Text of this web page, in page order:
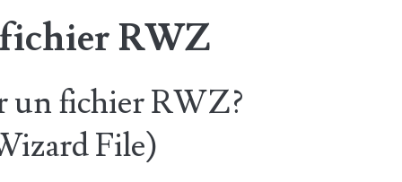
RWZ
un fichier RWZ?
File)